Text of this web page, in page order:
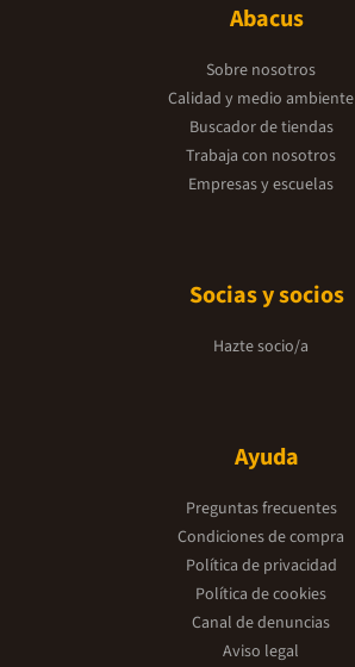
Abacus
Sobre nosotros
Calidad y medio ambiente
Buscador de tiendas
Trabaja con nosotros
Empresas y escuelas
Socias y socios
Hazte socio/a
Ayuda
Preguntas frecuentes
Condiciones de compra
Política de privacidad
Política de cookies
Canal de denuncias
Aviso legal